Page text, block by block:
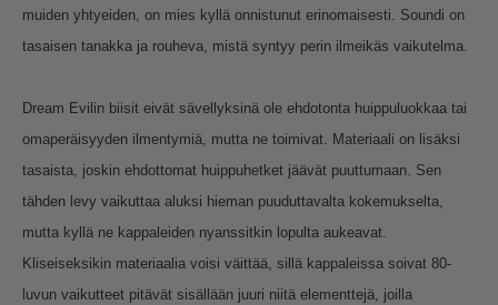
muiden yhtyeiden, on mies kyllä onnistunut erinomaisesti. Soundi on
tasaisen tanakka ja rouheva, mistä syntyy perin ilmeikäs vaikutelma.
Dream Evilin biisit eivät sävellyksinä ole ehdotonta huippuluokkaa tai
omaperäisyyden ilmentymiä, mutta ne toimivat. Materiaali on lisäksi
tasaista, joskin ehdottomat huippuhetket jäävät puuttumaan. Sen
tähden levy vaikuttaa aluksi hieman puuduttavalta kokemukselta,
mutta kyllä ne kappaleiden nyanssitkin lopulta aukeavat.
Kliseiseksikin materiaalia voisi väittää, sillä kappaleissa soivat 80-
luvun vaikutteet pitävät sisällään juuri niitä elementtejä, joilla